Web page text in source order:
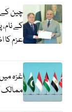
چین
کے
عزم کا
ممالک